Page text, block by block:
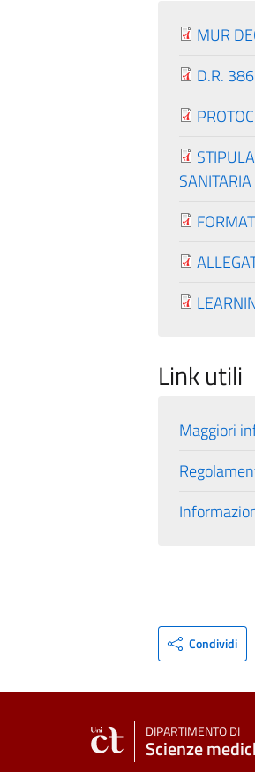
MUR
D.R.
SANITARIA
Link utili
Maggiori
Condividi
DIPARTIMENTO DI
Scienze